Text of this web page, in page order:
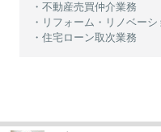
・不動産売買仲介業務
・リフォーム・リノベーシ
・住宅ローン取次業務